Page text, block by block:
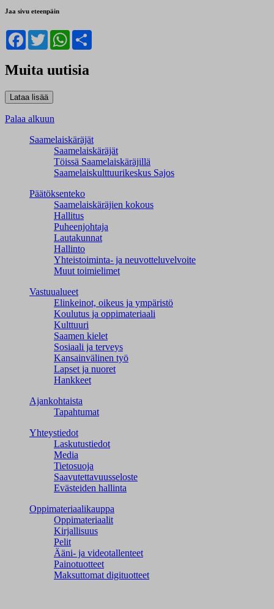
Jaa sivu eteenpäin
Facebook
TwitterWhatsApp
Muita uutisia
Palaa alkuun
Saamelaiskäräjät
Saamelaiskäräjät
Töissä Saamelaiskäräjillä
Saamelaiskulttuuri­keskus Sajos
Päätöksenteko
Saamelaiskäräjien kokous
Hallitus
Puheenjohtaja
Lautakunnat
Hallinto
Yhteistoiminta- ja neuvotteluvelvoite
Muut toimielimet
Vastuualueet
Elinkeinot, oikeus ja ympäristö
Koulutus ja oppimateriaali
Kulttuuri
Saamen kielet
Sosiaali ja terveys
Kansainvälinen työ
Lapset ja nuoret
Hankkeet
Ajankohtaista
Tapahtumat
Yhteystiedot
Laskutustiedot
Media
Tietosuoja
Saavutettavuusseloste
Evästeiden hallinta
Oppimateriaalikauppa
Oppimateriaalit
Kirjallisuus
Pelit
Ääni- ja videotallenteet
Painotuotteet
Maksuttomat digituotteet